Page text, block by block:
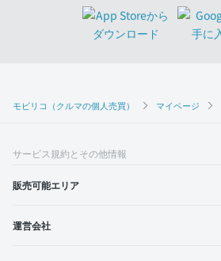
モビリコ（クルマの個人売買） マイページ
サービス規約とその他情報
販売可能エリア
運営会社